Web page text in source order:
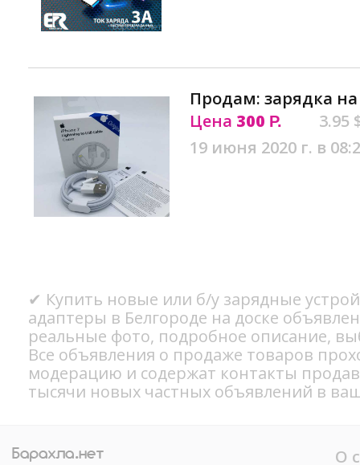
Продам: зарядка
Цена 300 Р.
3.95
19 июня 2020 г. в
✔ Купить новые или б/у зарядные
адаптеры в Белгороде на доске
реальные фото, подробное описание,
Все объявления о продаже товаров
модерацию и содержат контакты
тысячи новых частных объявлений в
О